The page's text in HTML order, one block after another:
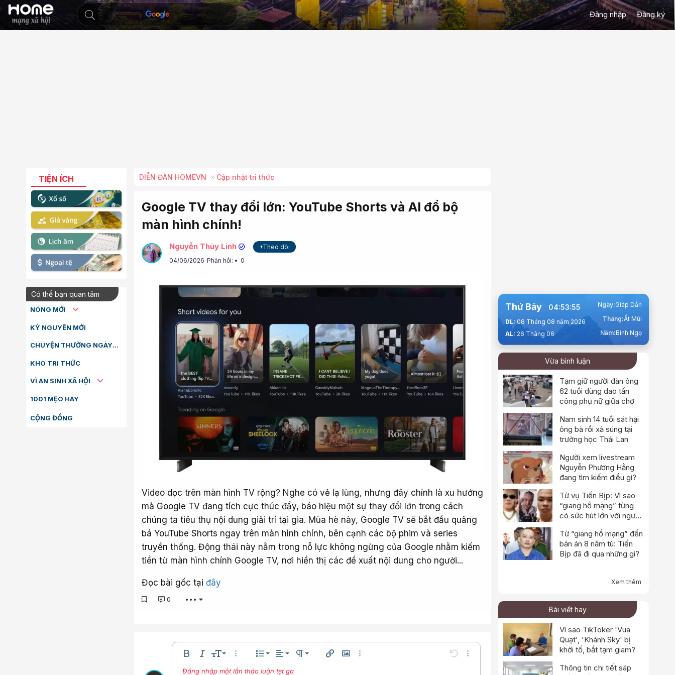
Đăng nhập Đăng ký
TIỆN ÍCH
Có thể bạn quan tâm
NÓNG MỚI
KỶ NGUYÊN MỚI
CHUYỆN THƯỜNG NGÀY
KHO TRI THỨC
VÌ AN SINH XÃ HỘI
1001 MẸO HAY
CỘNG ĐỒNG
DIỄN ĐÀN HOMEVN Cập nhật tri thức
Google TV thay đổi lớn: YouTube Shorts và AI đổ bộ
màn hình chính!
Nguyễn Thùy Linh
+Theo dõi
04/06/2026 Phản hồi: 0
Video dọc trên màn hình TV rộng? Nghe có vẻ lạ lùng, nhưng đây chính là xu hướng
mà Google TV đang tích cực thúc đẩy, báo hiệu một sự thay đổi lớn trong cách
chúng ta tiêu thụ nội dung giải trí tại gia. Mùa hè này, Google TV sẽ bắt đầu quảng
bá YouTube Shorts ngay trên màn hình chính, bên cạnh các bộ phim và series
truyền thống. Động thái này nằm trong nỗ lực không ngừng của Google nhằm kiếm
tiền từ màn hình chính Google TV, nơi hiển thị các đề xuất nội dung cho người...
Đọc bài gốc tại đây
0 •••
Bold In nghiêng
Kích thước
10
Thêm tùy chọn…
Danh sáchDanh sách có thứ tự
Danh sách không có thứ tự
Căn lề
Căn trái
Căn giữa
Paragraph format
Normal Chèn liên kết
Chèn hình ảnh
Thêm tùy chọn… Undo Thêm tùy chọn…
Đăng nhập một lần thảo luận tẹt ga
Thứ Bảy 04:53:56
DL: 08 Tháng 08 năm 2026
AL: 26 Tháng 06
Ngày:Giáp Dần
Tháng:Ất Mùi
Năm:Bính Ngọ
Vừa bình luận
Tạm giữ người đàn ông
62 tuổi dùng dao tấn
công phụ nữ giữa chợ
Nam sinh 14 tuổi sát hại
ông bà rồi xả súng tại
trường học Thái Lan
Người xem livestream
Nguyễn Phương Hằng
đang tìm kiếm điều gì?
Từ vụ Tiến Bịp: Vì sao
“giang hồ mạng” từng
có sức hút lớn với người
Từ “giang hồ mạng” đến
bản án 8 năm tù: Tiến
Bịp đã đi qua những gì?
Xem thêm
Bài viết hay
Vì sao TikToker 'Vua
Quạt', 'Khánh Sky' bị
khởi tố, bắt tạm giam?
Thông tin chi tiết sáp